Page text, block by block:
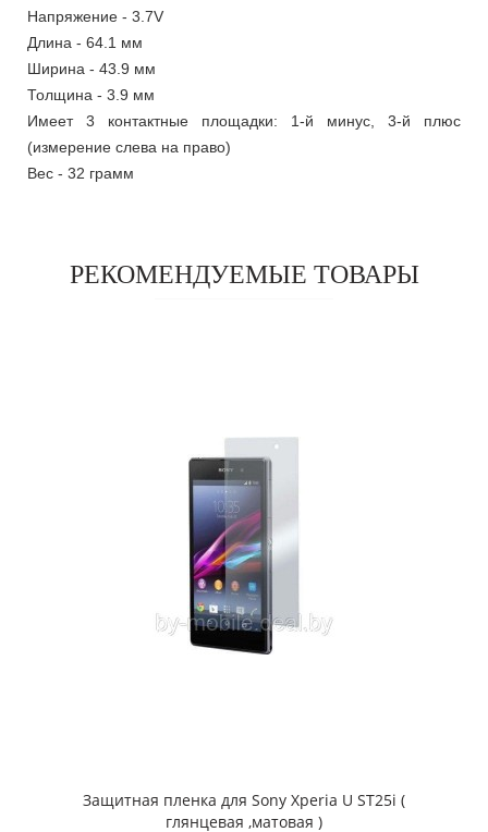
Напряжение - 3.7V
Длина - 64.1 мм
Ширина - 43.9 мм
Толщина - 3.9 мм
Имеет 3 контактные площадки: 1-й минус, 3-й плюс
(измерение слева на право)
Вес - 32 грамм
РЕКОМЕНДУЕМЫЕ ТОВАРЫ
Защитная пленка для Sony Xperia U ST25i (
глянцевая ,матовая )